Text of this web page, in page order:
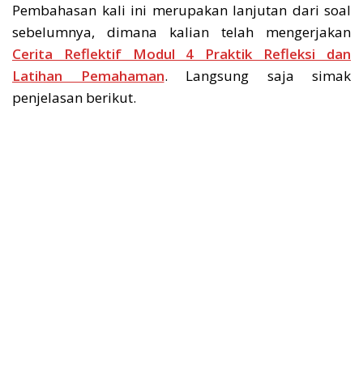
Pembahasan kali ini merupakan lanjutan dari soal
sebelumnya, dimana kalian telah mengerjakan
Cerita Reflektif Modul 4 Praktik Refleksi dan
Latihan Pemahaman. Langsung saja simak
penjelasan berikut.